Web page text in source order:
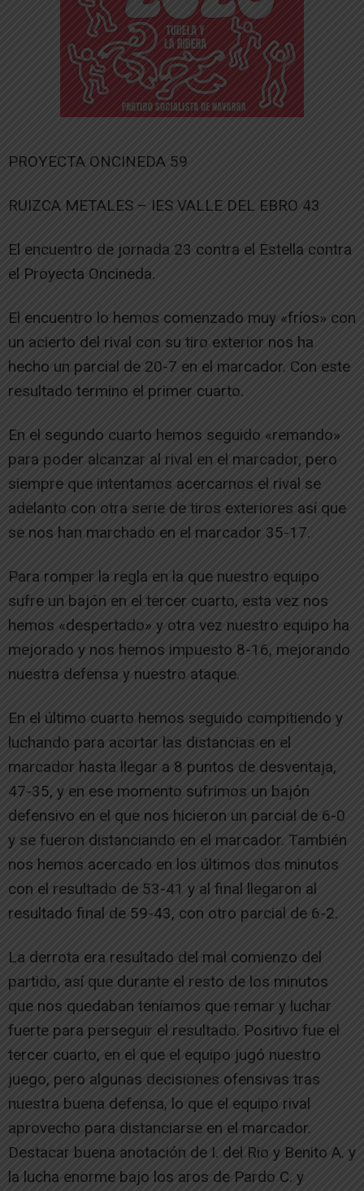
PROYECTA ONCINEDA 59
RUIZCA METALES – IES VALLE DEL EBRO 43
El encuentro de jornada 23 contra el Estella contra
el Proyecta Oncineda.
El encuentro lo hemos comenzado muy «fríos» con
un acierto del rival con su tiro exterior nos ha
hecho un parcial de 20-7 en el marcador. Con este
resultado termino el primer cuarto.
En el segundo cuarto hemos seguido «remando»
para poder alcanzar al rival en el marcador, pero
siempre que intentamos acercarnos el rival se
adelanto con otra serie de tiros exteriores así que
se nos han marchado en el marcador 35-17.
Para romper la regla en la que nuestro equipo
sufre un bajón en el tercer cuarto, esta vez nos
hemos «despertado» y otra vez nuestro equipo ha
mejorado y nos hemos impuesto 8-16, mejorando
nuestra defensa y nuestro ataque.
En el último cuarto hemos seguido compitiendo y
luchando para acortar las distancias en el
marcador hasta llegar a 8 puntos de desventaja,
47-35, y en ese momento sufrimos un bajón
defensivo en el que nos hicieron un parcial de 6-0
y se fueron distanciando en el marcador. También
nos hemos acercado en los últimos dos minutos
con el resultado de 53-41 y al final llegaron al
resultado final de 59-43, con otro parcial de 6-2.
La derrota era resultado del mal comienzo del
partido, así que durante el resto de los minutos
que nos quedaban teníamos que remar y luchar
fuerte para perseguir el resultado. Positivo fue el
tercer cuarto, en el que el equipo jugó nuestro
juego, pero algunas decisiones ofensivas tras
nuestra buena defensa, lo que el equipo rival
aprovecho para distanciarse en el marcador.
Destacar buena anotación de I. del Rio y Benito A. y
la lucha enorme bajo los aros de Pardo C. y